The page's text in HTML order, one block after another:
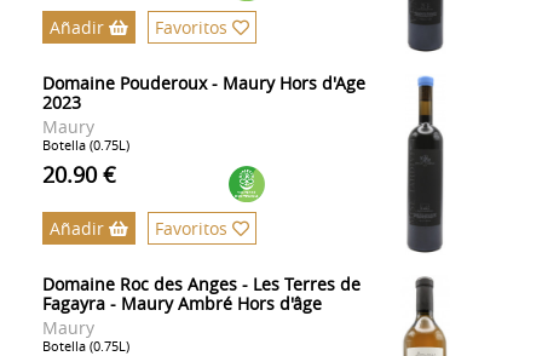
Añadir Favoritos
Domaine Pouderoux - Maury Hors d'Age
2023
Maury
Botella (0.75L)
20.90 €
Añadir Favoritos
Domaine Roc des Anges - Les Terres de
Fagayra - Maury Ambré Hors d'âge
Maury
Botella (0.75L)